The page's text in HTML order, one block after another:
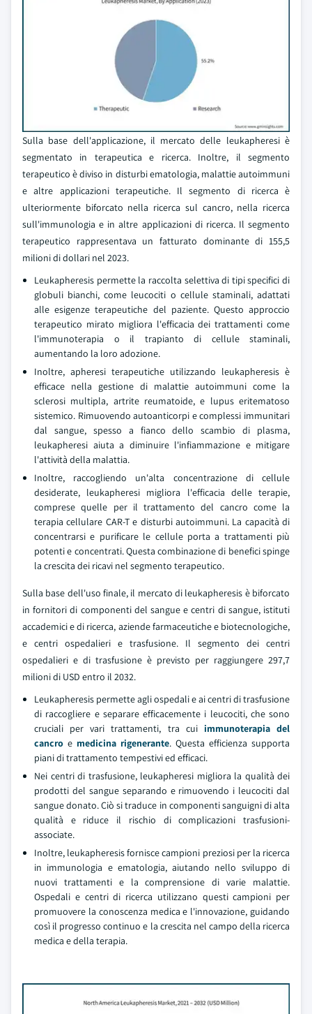
Sulla base dell'applicazione, il mercato delle leukapheresi è
segmentato in terapeutica e ricerca. Inoltre, il segmento
terapeutico è diviso in disturbi ematologia, malattie autoimmuni
e altre applicazioni terapeutiche. Il segmento di ricerca è
ulteriormente biforcato nella ricerca sul cancro, nella ricerca
sull'immunologia e in altre applicazioni di ricerca. Il segmento
terapeutico rappresentava un fatturato dominante di 155,5
milioni di dollari nel 2023.
Leukapheresis permette la raccolta selettiva di tipi specifici di
globuli bianchi, come leucociti o cellule staminali, adattati
alle esigenze terapeutiche del paziente. Questo approccio
terapeutico mirato migliora l'efficacia dei trattamenti come
l'immunoterapia o il trapianto di cellule staminali,
aumentando la loro adozione.
Inoltre, apheresi terapeutiche utilizzando leukapheresis è
efficace nella gestione di malattie autoimmuni come la
sclerosi multipla, artrite reumatoide, e lupus eritematoso
sistemico. Rimuovendo autoanticorpi e complessi immunitari
dal sangue, spesso a fianco dello scambio di plasma,
leukapheresi aiuta a diminuire l'infiammazione e mitigare
l'attività della malattia.
Inoltre, raccogliendo un'alta concentrazione di cellule
desiderate, leukapheresi migliora l'efficacia delle terapie,
comprese quelle per il trattamento del cancro come la
terapia cellulare CAR-T e disturbi autoimmuni. La capacità di
concentrarsi e purificare le cellule porta a trattamenti più
potenti e concentrati. Questa combinazione di benefici spinge
la crescita dei ricavi nel segmento terapeutico.
Sulla base dell'uso finale, il mercato di leukapheresis è biforcato
in fornitori di componenti del sangue e centri di sangue, istituti
accademici e di ricerca, aziende farmaceutiche e biotecnologiche,
e centri ospedalieri e trasfusione. Il segmento dei centri
ospedalieri e di trasfusione è previsto per raggiungere 297,7
milioni di USD entro il 2032.
Leukapheresis permette agli ospedali e ai centri di trasfusione
di raccogliere e separare efficacemente i leucociti, che sono
cruciali per vari trattamenti, tra cui immunoterapia del
cancro e medicina rigenerante. Questa efficienza supporta
piani di trattamento tempestivi ed efficaci.
Nei centri di trasfusione, leukapheresi migliora la qualità dei
prodotti del sangue separando e rimuovendo i leucociti dal
sangue donato. Ciò si traduce in componenti sanguigni di alta
qualità e riduce il rischio di complicazioni trasfusioni-
associate.
Inoltre, leukapheresis fornisce campioni preziosi per la ricerca
in immunologia e ematologia, aiutando nello sviluppo di
nuovi trattamenti e la comprensione di varie malattie.
Ospedali e centri di ricerca utilizzano questi campioni per
promuovere la conoscenza medica e l'innovazione, guidando
così il progresso continuo e la crescita nel campo della ricerca
medica e della terapia.